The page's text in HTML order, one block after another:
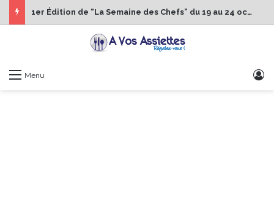
1er Édition de “La Semaine des Chefs” du 19 au 24 octobre 2026
Menu